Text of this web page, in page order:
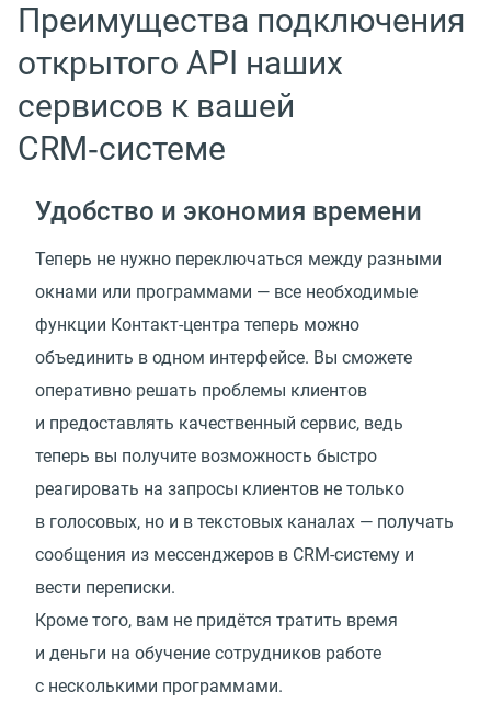
Преимущества подключения
открытого API наших
сервисов к вашей
CRM‑системе
Удобство и экономия времени
Теперь не нужно переключаться между разными
окнами или программами — все необходимые
функции Контакт-центра теперь можно
объединить в одном интерфейсе. Вы сможете
оперативно решать проблемы клиентов
и предоставлять качественный сервис, ведь
теперь вы получите возможность быстро
реагировать на запросы клиентов не только
в голосовых, но и в текстовых каналах — получать
сообщения из мессенджеров в CRM-систему и
вести переписки.
Кроме того, вам не придётся тратить время
и деньги на обучение сотрудников работе
с несколькими программами.